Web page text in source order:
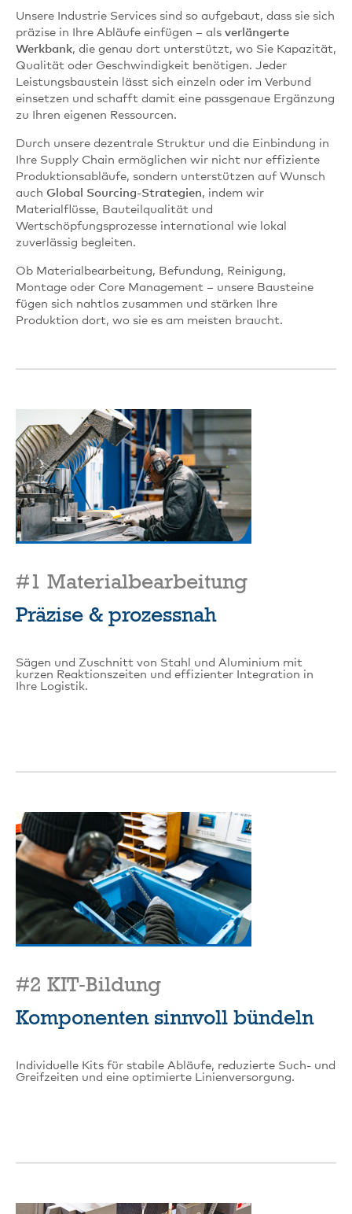
Unsere Industrie Services sind so aufgebaut, dass sie sich
präzise in Ihre Abläufe einfügen – als verlängerte
Werkbank, die genau dort unterstützt, wo Sie Kapazität,
Qualität oder Geschwindigkeit benötigen. Jeder
Leistungsbaustein lässt sich einzeln oder im Verbund
einsetzen und schafft damit eine passgenaue Ergänzung
zu Ihren eigenen Ressourcen.
Durch unsere dezentrale Struktur und die Einbindung in
Ihre Supply Chain ermöglichen wir nicht nur effiziente
Produktionsabläufe, sondern unterstützen auf Wunsch
auch Global Sourcing‑Strategien, indem wir
Materialflüsse, Bauteilqualität und
Wertschöpfungsprozesse international wie lokal
zuverlässig begleiten.
Ob Materialbearbeitung, Befundung, Reinigung,
Montage oder Core Management – unsere Bausteine
fügen sich nahtlos zusammen und stärken Ihre
Produktion dort, wo sie es am meisten braucht.
#1 Materialbearbeitung
Präzise & prozessnah
Sägen und Zuschnitt von Stahl und Aluminium mit
kurzen Reaktionszeiten und effizienter Integration in
Ihre Logistik.
#2 KIT‑Bildung
Komponenten sinnvoll bündeln
Individuelle Kits für stabile Abläufe, reduzierte Such- und
Greifzeiten und eine optimierte Linienversorgung.